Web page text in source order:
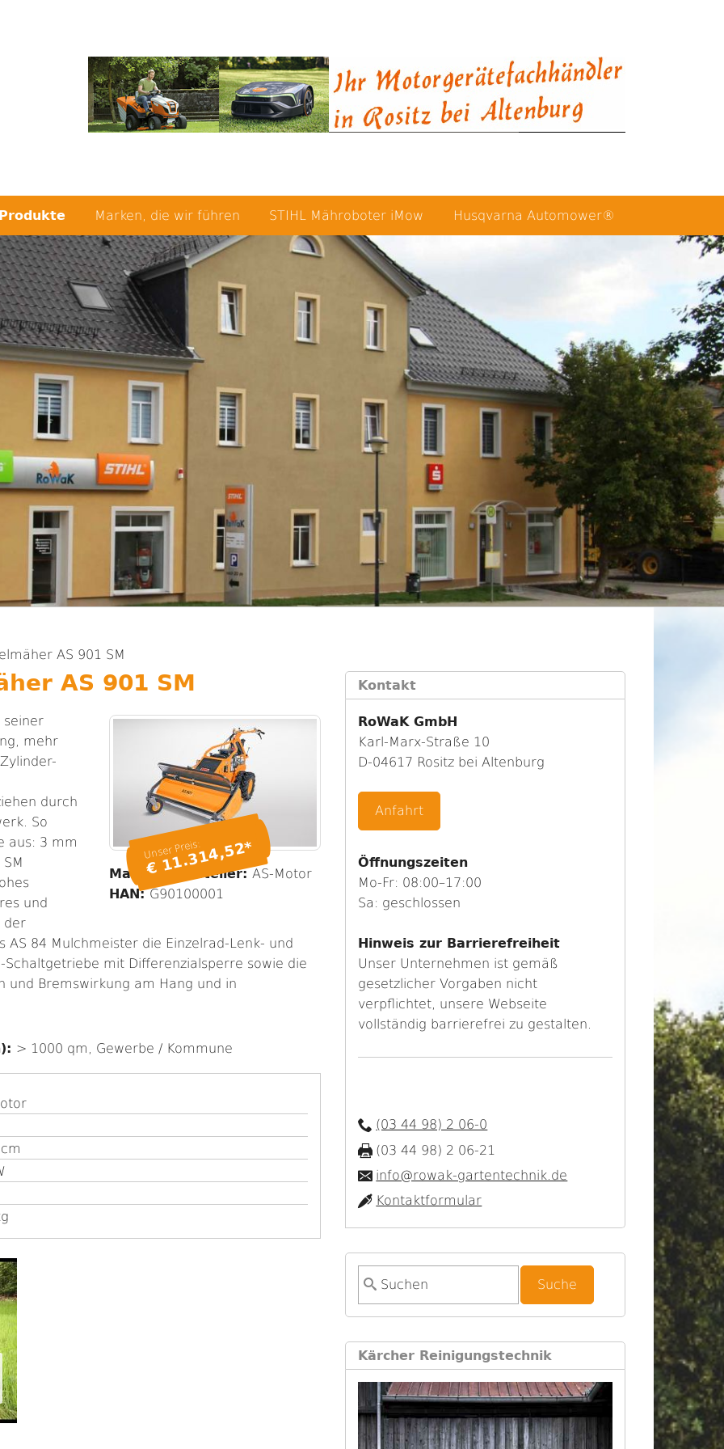
Produkte Marken, die wir führen STIHL Mähroboter iMow Husqvarna Automower®
AS 901 SM
AS 901 SM
Unser Preis:
€ 11.314,52*
Marke / Hersteller:AS-Motor
HAN:G90100001
seiner
mehr
durch
So
aus: 3 mm
und
der
AS 84 Mulchmeister die Einzelrad-Lenk- und
mit Differenzialsperre sowie die
Bremswirkung am Hang und in
> 1000 qm, Gewerbe / Kommune
Kontakt
RoWaK GmbH
Karl-Marx-Straße 10
D-04617 Rositz bei Altenburg
Anfahrt
Öffnungszeiten
Mo-Fr: 08:00–17:00
Sa: geschlossen
Hinweis zur Barrierefreiheit
Unser Unternehmen ist gemäß
gesetzlicher Vorgaben nicht
verpflichtet, unsere Webseite
vollständig barrierefrei zu gestalten.
(03 44 98) 2 06-0
(03 44 98) 2 06-21
info@rowak-gartentechnik.de
Kontaktformular
S
u
h
f
o
r
m
u
Kärcher Reinigungstechnik